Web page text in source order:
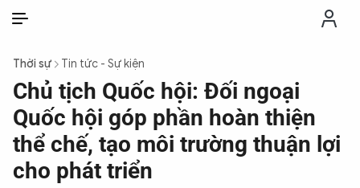
THỜI SỰ
CHỐNG DIỄN BIẾN HÒA BÌNH
CÔNG AN TRONG LÒNG DÂN
Thời sự Tin tức - Sự kiện
Chủ tịch Quốc hội: Đối ngoại
Quốc hội góp phần hoàn thiện
thể chế, tạo môi trường thuận lợi
cho phát triển